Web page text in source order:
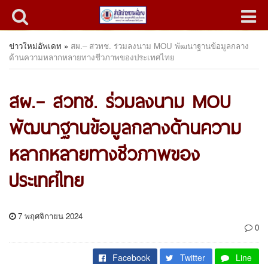
ข่าวใหม่อัพเดท » สผ.– สวทช. ร่วมลงนาม MOU พัฒนาฐานข้อมูลกลาง
ด้านความหลากหลายทางชีวภาพของประเทศไทย
สผ.– สวทช. ร่วมลงนาม MOU
พัฒนาฐานข้อมูลกลางด้านความ
หลากหลายทางชีวภาพของ
ประเทศไทย
7 พฤศจิกายน 2024
0
Facebook Twitter Line